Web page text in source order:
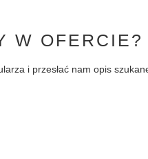
W OFERCIE?
i przesłać nam opis